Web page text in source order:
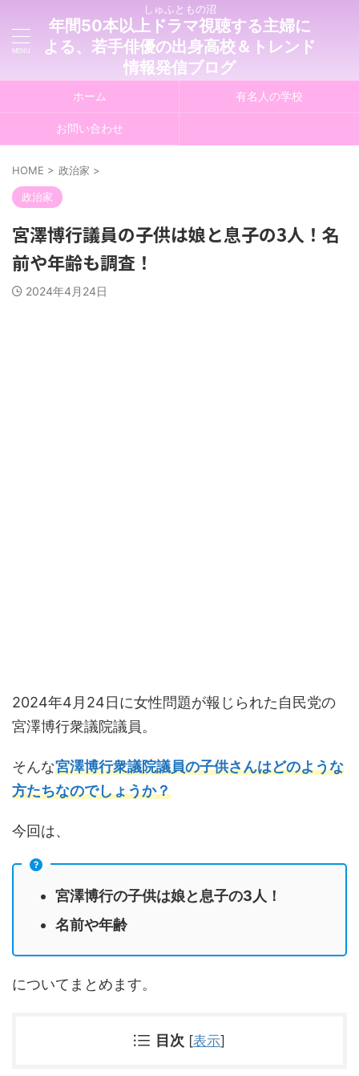
しゅふともの沼
年間50本以上ドラマ視聴する主婦に
よる、若手俳優の出身高校＆トレンド
情報発信ブログ
ホーム 有名人の学校
お問い合わせ
HOME > 政治家 >
政治家
宮澤博行議員の子供は娘と息子の3人！名
前や年齢も調査！
2024年4月24日
2024年4月24日に女性問題が報じられた自民党の
宮澤博行衆議院議員。
そんな宮澤博行衆議院議員の子供さんはどのような
方たちなのでしょうか？
今回は、
宮澤博行の子供は娘と息子の3人！
名前や年齢
についてまとめます。
目次 [表示]